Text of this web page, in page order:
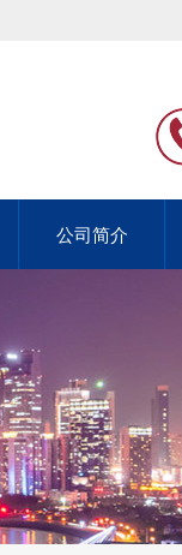
公司简介
公司简介